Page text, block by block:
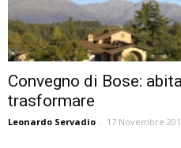
Convegno di Bose:
trasformare
Leonardo Servadio - 17 Novembre